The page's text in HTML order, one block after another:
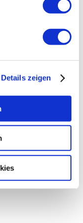
Details zeigen
in
die
die Stadt
Bria, Andrey